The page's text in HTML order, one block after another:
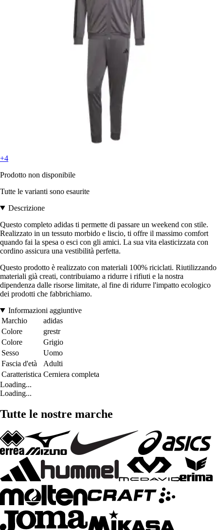
+4
Prodotto non disponibile
Tutte le varianti sono esaurite
Descrizione
Questo completo adidas ti permette di passare un weekend con stile.
Realizzato in un tessuto morbido e liscio, ti offre il massimo comfort
quando fai la spesa o esci con gli amici. La sua vita elasticizzata con
cordino assicura una vestibilità perfetta.
Questo prodotto è realizzato con materiali 100% riciclati. Riutilizzando
materiali già creati, contribuiamo a ridurre i rifiuti e la nostra
dipendenza dalle risorse limitate, al fine di ridurre l'impatto ecologico
dei prodotti che fabbrichiamo.
Informazioni aggiuntive
Marchio
adidas
Colore
grestr
Colore
Grigio
Sesso
Uomo
Fascia d'età
Adulti
Caratteristica Cerniera completa
Loading...
Loading...
Tutte le nostre marche